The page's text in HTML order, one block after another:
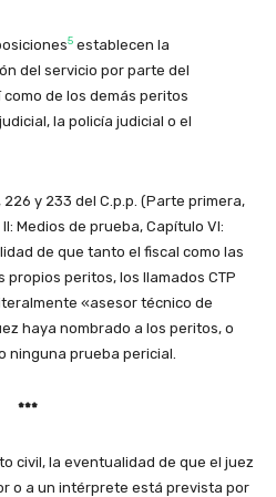
5 establecen la
del servicio por parte del
de los demás peritos
la policía judicial o el
y 233 del C.p.p. (Parte primera,
Medios de prueba, Capítulo VI:
de que tanto el fiscal como las
peritos, los llamados CTP
«asesor técnico de
haya nombrado a los peritos, o
ninguna prueba pericial.
***
civil, la eventualidad de que el juez
o a un intérprete está prevista por